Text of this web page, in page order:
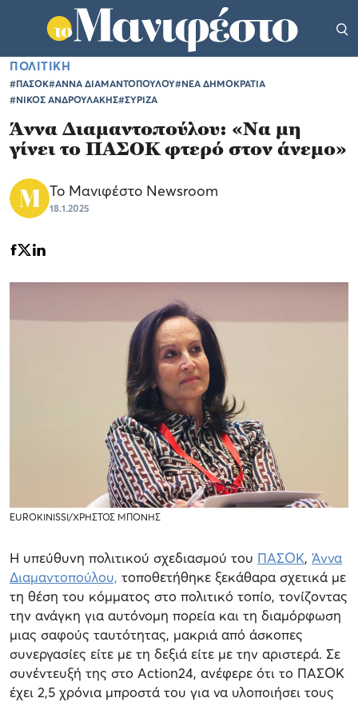
ΠΟΛΙΤΙΚΗ
#ΠΑΣΟΚ#ΑΝΝΑ ΔΙΑΜΑΝΤΟΠΟΥΛΟΥ#ΝΕΑ ΔΗΜΟΚΡΑΤΙΑ
#ΝΙΚΟΣ ΑΝΔΡΟΥΛΑΚΗΣ#ΣΥΡΙΖΑ
Άννα Διαμαντοπούλου: «Να μη
γίνει το ΠΑΣΟΚ φτερό στον άνεμο»
Το Μανιφέστο Newsroom
18.1.2025
EUROKINISSI/ΧΡΗΣΤΟΣ ΜΠΟΝΗΣ
Η υπεύθυνη πολιτικού σχεδιασμού του ΠΑΣΟΚ, Άννα
Διαμαντοπούλου, τοποθετήθηκε ξεκάθαρα σχετικά με
τη θέση του κόμματος στο πολιτικό τοπίο, τονίζοντας
την ανάγκη για αυτόνομη πορεία και τη διαμόρφωση
μιας σαφούς ταυτότητας, μακριά από άσκοπες
συνεργασίες είτε με τη δεξιά είτε με την αριστερά. Σε
συνέντευξή της στο Action24, ανέφερε ότι το ΠΑΣΟΚ
έχει 2,5 χρόνια μπροστά του για να υλοποιήσει τους